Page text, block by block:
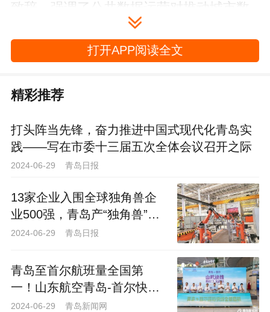
致辞，强调了公共数据运营对推动城市数
字化转型和高质量发展的重要性。山东省
大数据局党组成员、副局长禹金涛在致辞
中指出，深化公共数据资源的应用和创
新，是释放数据要素价值的关键途径。
大会亮点纷呈，诸多重量级嘉宾带来
了精彩演讲。加拿大工程院及加拿大皇家
学院院士杨强分享了题为“可信联邦学习与
展研究院软件与集成电路评测中心副主任
吴志刚围绕“公共数据资源高质量供给和高
效利用路径”提出了独到见解；青岛市大数
据发展管理局副局长王朝静介绍了公共数
据运营在撬动数据要素市场发展方面的实
践经验。
打开APP阅读全文
精彩推荐
打头阵当先锋，奋力推进中国式现代化青岛实
践——写在市委十三届五次全体会议召开之际
2024-06-29 青岛日报
13家企业入围全球独角兽企
业500强，青岛产“独角兽”的
养成“密码”
2024-06-29 青岛日报
青岛至首尔航班量全国第
一！山东航空青岛-首尔快线
正式启航
2024-06-29 青岛新闻网